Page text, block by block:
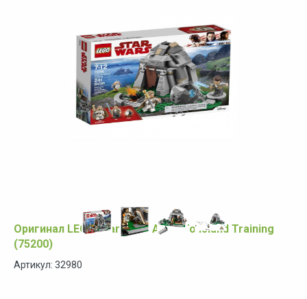
Оригинал LEGO Star Wars Ahch-To Island Training
(75200)
Артикул: 32980